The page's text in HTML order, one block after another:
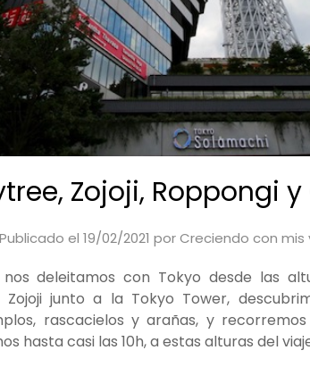
Zojoji, Roppongi y
Publicado el19/02/2021 porCreciendo con mis
nos deleitamos con Tokyo desde las
junto a la Tokyo Tower,
rascacielos y arañas, y
hasta casi las 10h, a estas alturas del